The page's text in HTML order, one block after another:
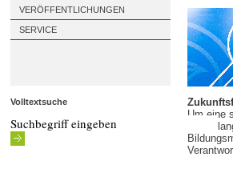
Um eine
VERÖFFENTLICHUNGEN
SERVICE
Volltextsuche